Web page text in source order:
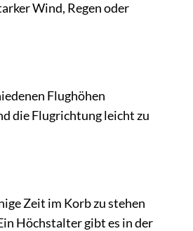
Wind, Regen oder
Flughöhen
die Flugrichtung leicht zu
Zeit im Korb zu stehen
Höchstalter gibt es in der